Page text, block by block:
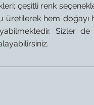
çeşitli renk
üretilerek hem
Sizler de